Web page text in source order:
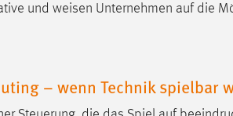
und weisen Unternehmen auf die
– wenn Technik spielbar